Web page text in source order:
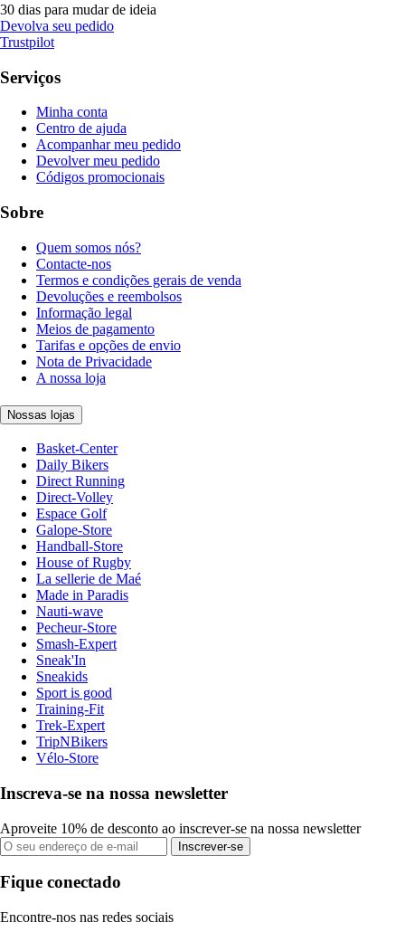
30 dias para mudar de ideia
Devolva seu pedido
Trustpilot
Serviços
Minha conta
Centro de ajuda
Acompanhar meu pedido
Devolver meu pedido
Códigos promocionais
Sobre
Quem somos nós?
Contacte-nos
Termos e condições gerais de venda
Devoluções e reembolsos
Informação legal
Meios de pagamento
Tarifas e opções de envio
Nota de Privacidade
A nossa loja
Nossas lojas
Basket-Center
Daily Bikers
Direct Running
Direct-Volley
Espace Golf
Galope-Store
Handball-Store
House of Rugby
La sellerie de Maé
Made in Paradis
Nauti-wave
Pecheur-Store
Smash-Expert
Sneak'In
Sneakids
Sport is good
Training-Fit
Trek-Expert
TripNBikers
Vélo-Store
Inscreva-se na nossa newsletter
Aproveite 10% de desconto ao inscrever-se na nossa newsletter
Inscrever-se
Fique conectado
Encontre-nos nas redes sociais